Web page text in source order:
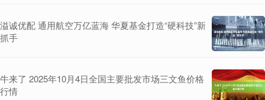
溢诚优配 通用航空万亿蓝海 华夏基金打造“硬科技”新
抓手
牛来了 2025年10月4日全国主要批发市场三文鱼价格
行情